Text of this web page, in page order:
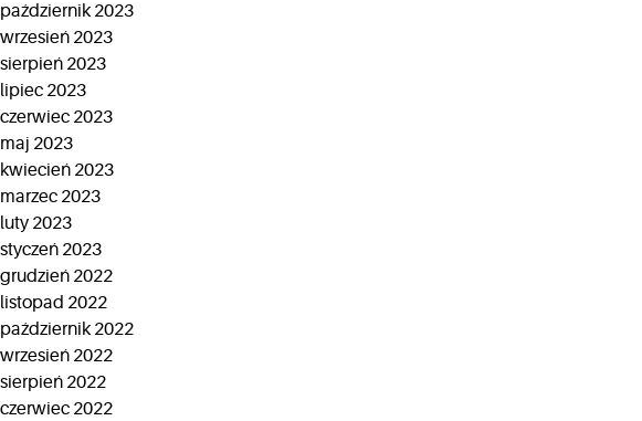
październik 2023
wrzesień 2023
sierpień 2023
lipiec 2023
czerwiec 2023
maj 2023
kwiecień 2023
marzec 2023
luty 2023
styczeń 2023
grudzień 2022
listopad 2022
październik 2022
wrzesień 2022
sierpień 2022
czerwiec 2022